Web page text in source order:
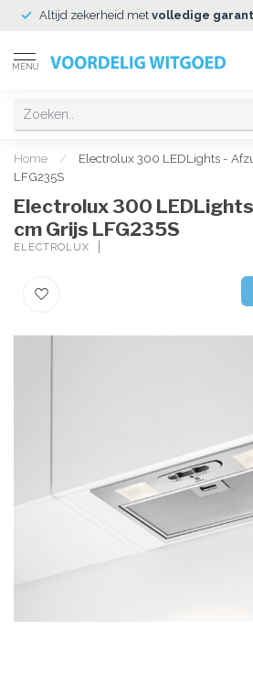
Altijd zekerheid met volledige
MENU
Home /
Electrolux 300 LEDLights -
LFG235S
Electrolux 300
cm Grijs LFG235S
ELECTROLUX